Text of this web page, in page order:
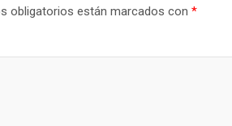
obligatorios están marcados con *